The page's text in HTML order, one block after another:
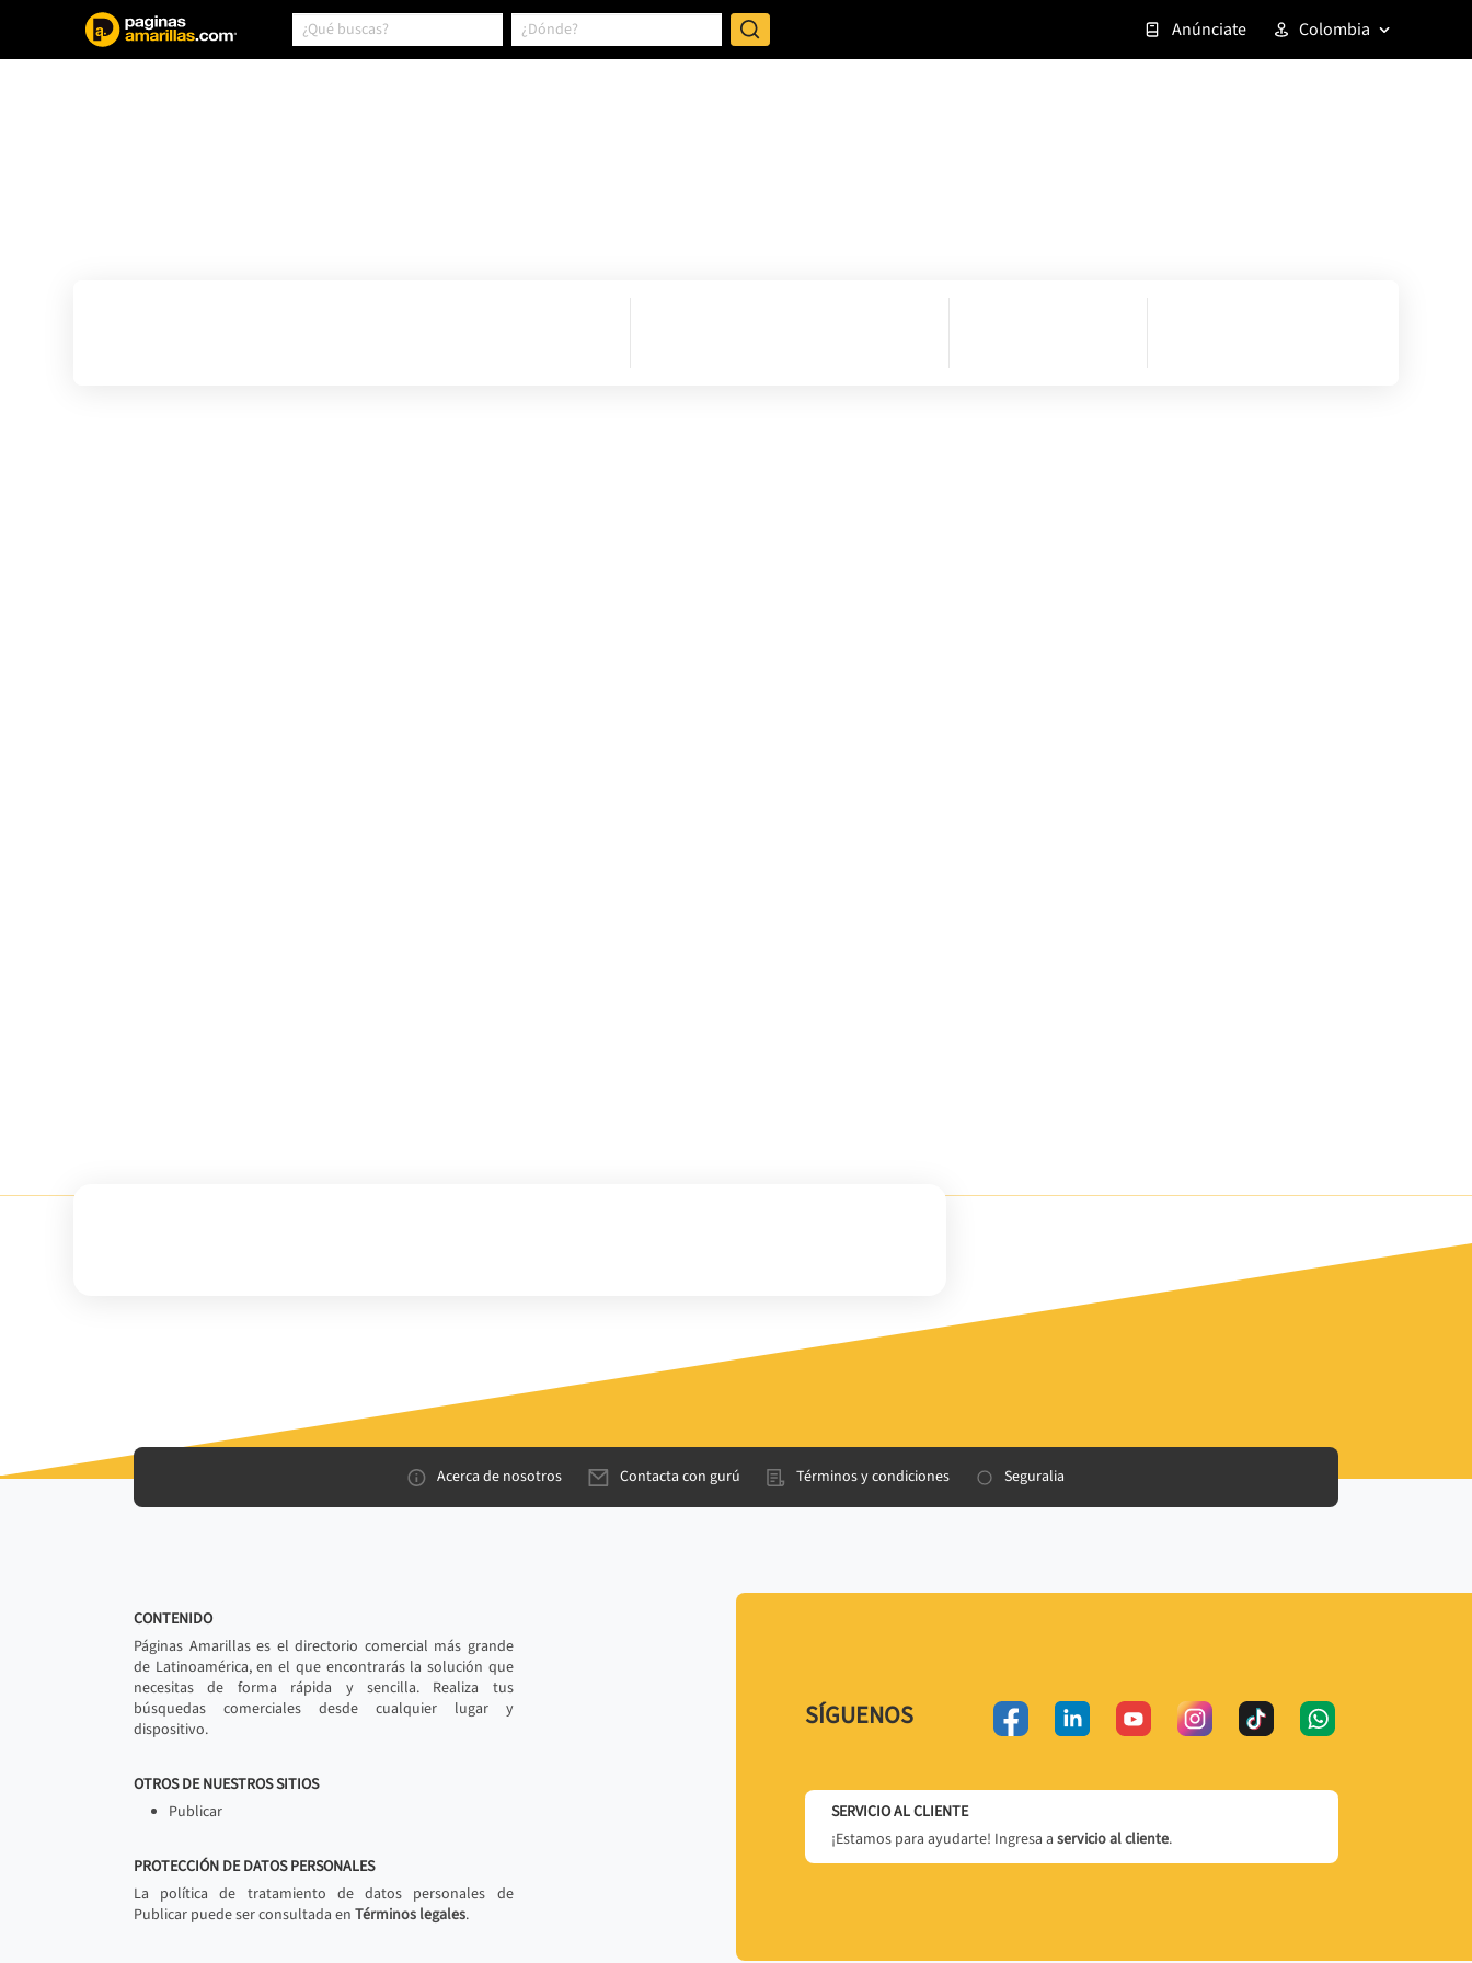
Anúnciate Colombia
Acerca de nosotros Contacta con gurú Términos y condiciones Seguralia
CONTENIDO
Páginas Amarillas es el directorio comercial más grande
de Latinoamérica, en el que encontrarás la solución que
necesitas de forma rápida y sencilla. Realiza tus
búsquedas comerciales desde cualquier lugar y
dispositivo.
OTROS DE NUESTROS SITIOS
Publicar
PROTECCIÓN DE DATOS PERSONALES
La política de tratamiento de datos personales de
Publicar puede ser consultada en Términos legales.
SÍGUENOS
SERVICIO AL CLIENTE
¡Estamos para ayudarte! Ingresa a servicio al cliente.